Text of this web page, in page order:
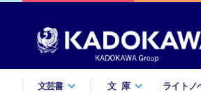
文芸書 文庫 ライトノ